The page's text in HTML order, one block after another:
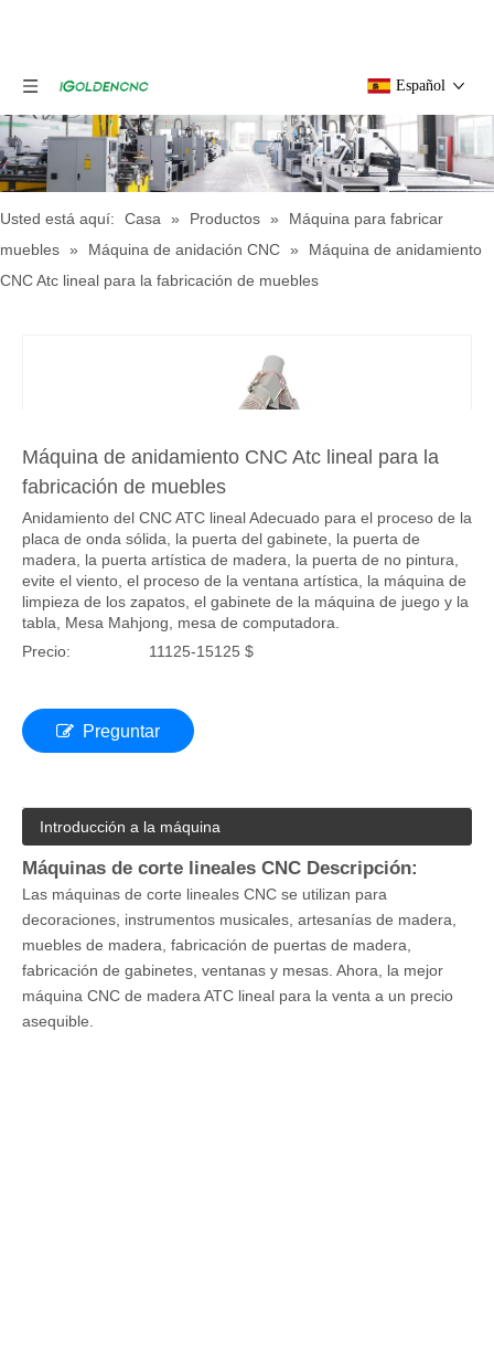
Usted está aquí: Casa » Productos » Máquina para fabricar
fabricación de muebles
Anidamiento del CNC ATC lineal Adecuado para el proceso de la
placa de onda sólida, la puerta del gabinete, la puerta de
madera, la puerta artística de madera, la puerta de no pintura,
evite el viento, el proceso de la ventana artística, la máquina de
tabla, Mesa Mahjong, mesa de computadora.
11125-15125 $